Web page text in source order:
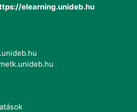
elearning.unideb.hu